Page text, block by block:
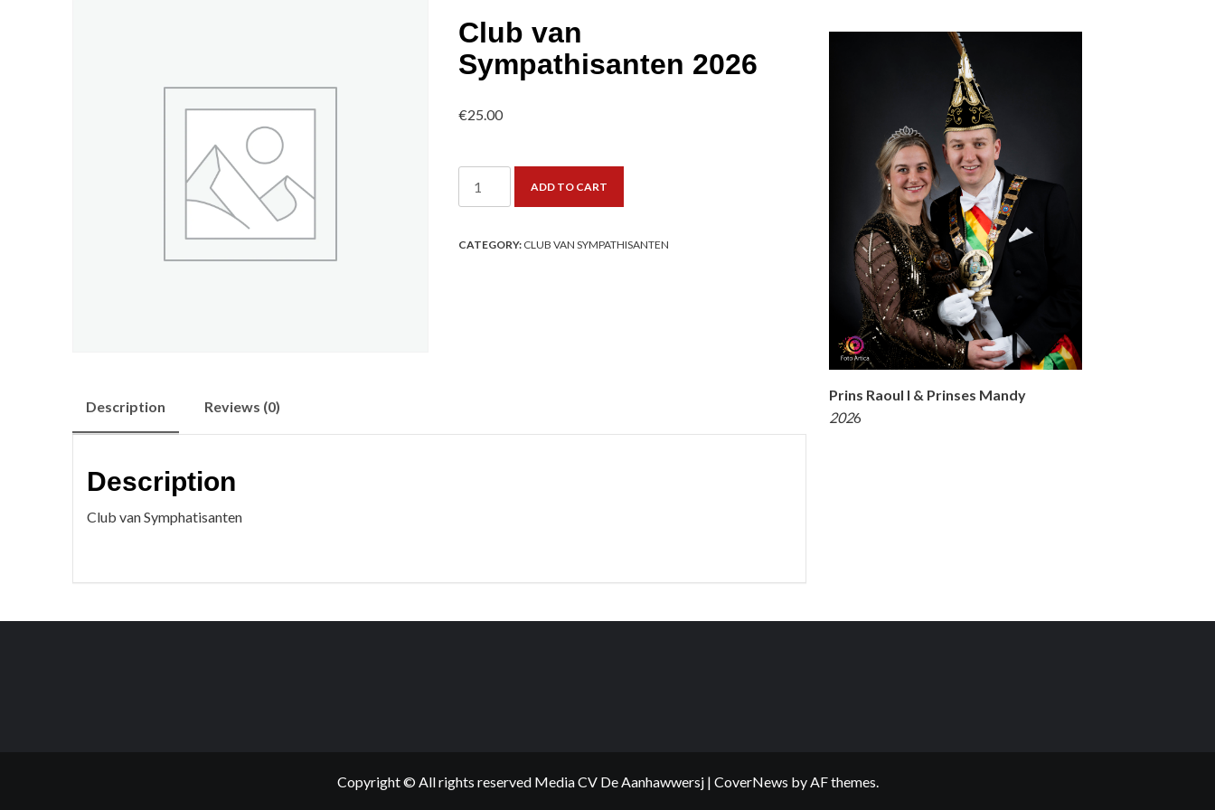
Club van
Sympathisanten 2026
€25.00
2026
ADD TO CART
CATEGORY: CLUB VAN SYMPATHISANTEN
Description Reviews (0)
Description
Club van Symphatisanten
Prins Raoul I & Prinses Mandy
2026
Copyright © All rights reserved Media CV De Aanhawwersj | CoverNews by AF themes.